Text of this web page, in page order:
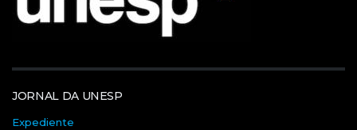
JORNAL DA UNESP
Expediente